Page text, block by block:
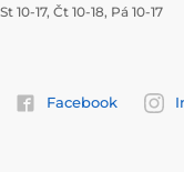
10-17, Čt 10-18, Pá 10-17
Facebook